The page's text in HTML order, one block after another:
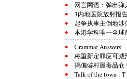
网言网语：弹出弹
3内地医院放射报
起争执事主倒地
本港学科唯一全球
Grammar Answers
称重新定罪应可减
捣偏僻村屋毒品仓
Talk of the town : T